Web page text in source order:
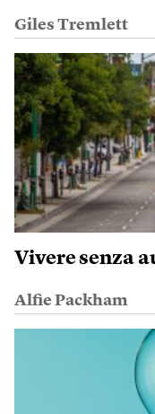
Giles Tremlett
Vivere senza
Alfie Packham